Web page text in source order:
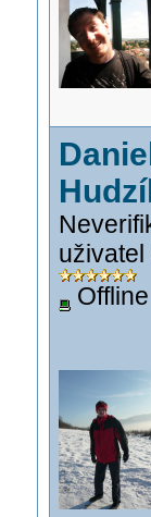
uživatel
Offline